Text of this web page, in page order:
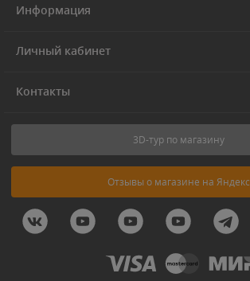
Информация
Личный кабинет
Контакты
3D-тур по магазину
Отзывы о магазине на Яндекс